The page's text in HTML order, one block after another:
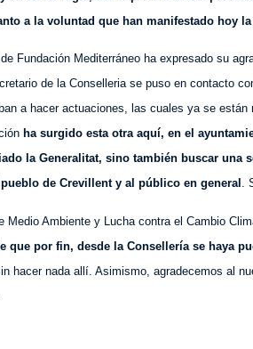
a la voluntad que han manifestado hoy
Fundación Mediterráneo ha expresado su
de la Conselleria se puso en contacto
a hacer actuaciones, las cuales ya se
ha surgido esta otra aquí, en el
la Generalitat, sino también buscar una
de Crevillent y al público en general .
Medio Ambiente y Lucha contra el Cambio
que por fin, desde la Consellería se haya
hacer nada allí. Asimismo, agradecemos al